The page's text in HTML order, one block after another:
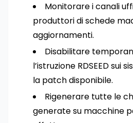
Monitorare i canali
produttori di schede
aggiornamenti.
Disabilitare
l’istruzione RDSEED sui
la patch disponibile.
Rigenerare tutte le
generate su macchine